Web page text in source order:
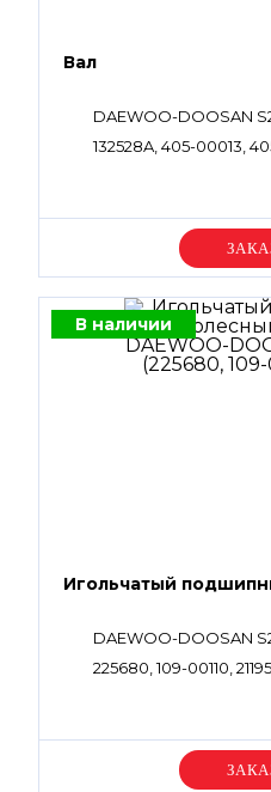
Вал
DAEWOO-DOOSAN
132528A, 405-00013,
В наличии
Игольчатый
DAEWOO-DOOSAN
225680, 109-00110,